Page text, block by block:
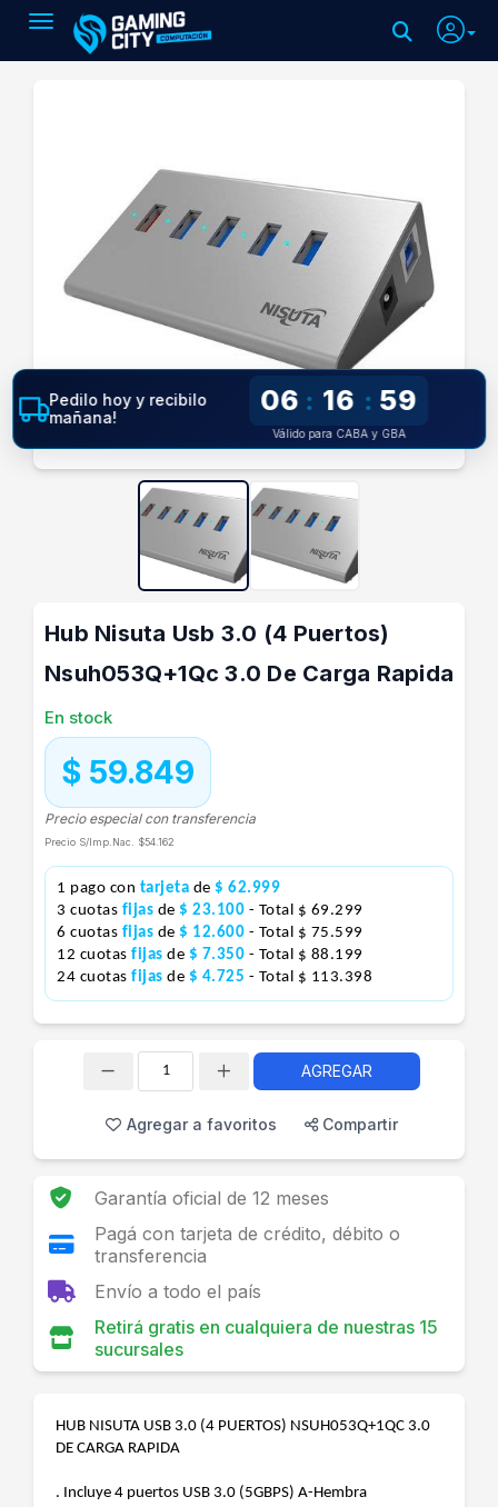
Toggle navigation
Hub Nisuta Usb 3.0 (4 Puertos)
Nsuh053Q+1Qc 3.0 De Carga Rapida
En stock
$ 59.849
Precio especial con transferencia
Precio S/Imp.Nac. $54.162
1 pago con tarjeta de $ 62.999
3 cuotas fijas de $ 23.100 - Total $ 69.299
6 cuotas fijas de $ 12.600 - Total $ 75.599
12 cuotas fijas de $ 7.350 - Total $ 88.199
24 cuotas fijas de $ 4.725 - Total $ 113.398
Pedilo hoy y recibilo
mañana!
06 : 16 : 58
Válido para CABA y GBA
AGREGAR
Agregar a favoritos Compartir
Garantía oficial de 12 meses
Pagá con tarjeta de crédito, débito o
transferencia
Envío a todo el país
Retirá gratis en cualquiera de nuestras 15
sucursales
HUB NISUTA USB 3.0 (4 PUERTOS) NSUH053Q+1QC 3.0
DE CARGA RAPIDA
. Incluye 4 puertos USB 3.0 (5GBPS) A-Hembra